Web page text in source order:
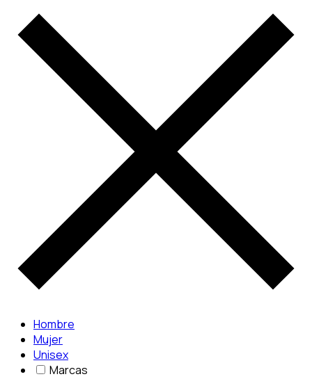
Hombre
Mujer
Unisex
Marcas